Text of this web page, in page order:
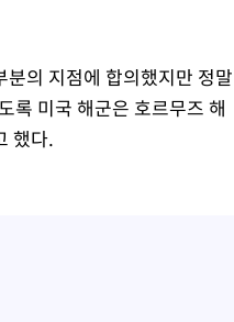
의 지점에 합의했지만 정말
록 미국 해군은 호르무즈 해
했다.